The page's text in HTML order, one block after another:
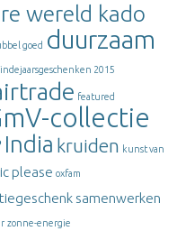
wereld kado
goed duurzaam
2015
featured
collectie
India kruiden kunst van
please oxfam
samenwerken
zonne-energie